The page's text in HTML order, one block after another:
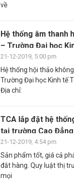
về
Hệ thống âm thanh
– Trường Đại học
21-12-2019, 5:00 pm
Hệ thống hội thảo
Trường Đại học Kinh tế
Địa chỉ:
TCA lắp đặt hệ
tại trường Cao
21-12-2019, 4:54 pm
Sản phẩm tốt, giá cả
đắt hàng. Quy luật thị
mọi